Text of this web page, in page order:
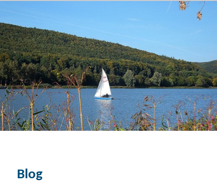
Menü
Kontakt
Blog
Über uns
Baufinanzierung
Vermögensverwaltung
Ruhestandsplanung
Blog